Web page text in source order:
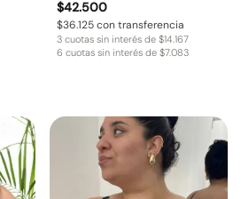
$42.500
$36.125con transferencia
3 cuotas sin interés de$14.167
6 cuotas sin interés de$7.083